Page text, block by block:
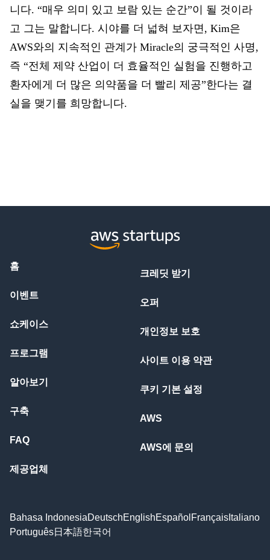
니다. “매우 의미 있고 보람 있는 순간”이 될 것이라
고 그는 말합니다. 시야를 더 넓혀 보자면, Kim은
AWS와의 지속적인 관계가 Miracle의 궁극적인 사명,
즉 “전체 제약 산업이 더 효율적인 실험을 진행하고
환자에게 더 많은 의약품을 더 빨리 제공”한다는 결
실을 맺기를 희망합니다.
홈
이벤트
쇼케이스
프로그램
알아보기
구축
FAQ
제공업체
크레딧 받기
오퍼
개인정보 보호
사이트 이용 약관
쿠키 기본 설정
AWS
AWS에 문의
Bahasa IndonesiaDeutschEnglishEspañol Français Italiano
Português日本語한국어